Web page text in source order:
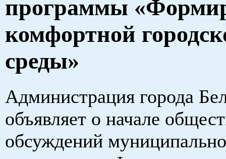
программы
комфортной
среды»
Администрация города
объявляет о начале
обсуждений